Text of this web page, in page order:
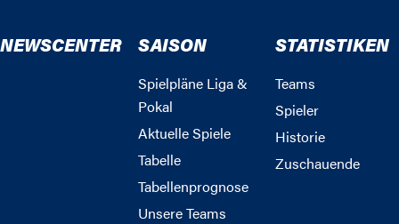
NEWSCENTER SAISON
Spielpläne Liga &
Pokal
Aktuelle Spiele
Tabelle
Tabellenprognose
Unsere Teams
STATISTIKEN
Teams
Spieler
Historie
Zuschauende